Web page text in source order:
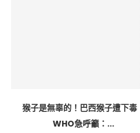
猴子是無辜的！巴西猴子遭下毒
WHO急呼籲：...